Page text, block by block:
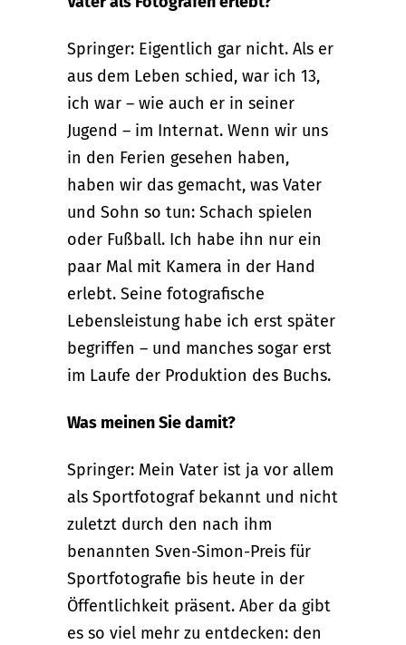
Springer: Eigentlich gar nicht. Als er
aus dem Leben schied, war ich 13,
ich war – wie auch er in seiner
Jugend – im Internat. Wenn wir uns
in den Ferien gesehen haben,
haben wir das gemacht, was Vater
und Sohn so tun: Schach spielen
oder Fußball. Ich habe ihn nur ein
paar Mal mit Kamera in der Hand
erlebt. Seine fotografische
Lebensleistung habe ich erst später
begriffen – und manches sogar erst
im Laufe der Produktion des Buchs.
Was meinen Sie damit?
Springer: Mein Vater ist ja vor allem
als Sportfotograf bekannt und nicht
zuletzt durch den nach ihm
benannten Sven-Simon-Preis für
Sportfotografie bis heute in der
Öffentlichkeit präsent. Aber da gibt
es so viel mehr zu entdecken: den